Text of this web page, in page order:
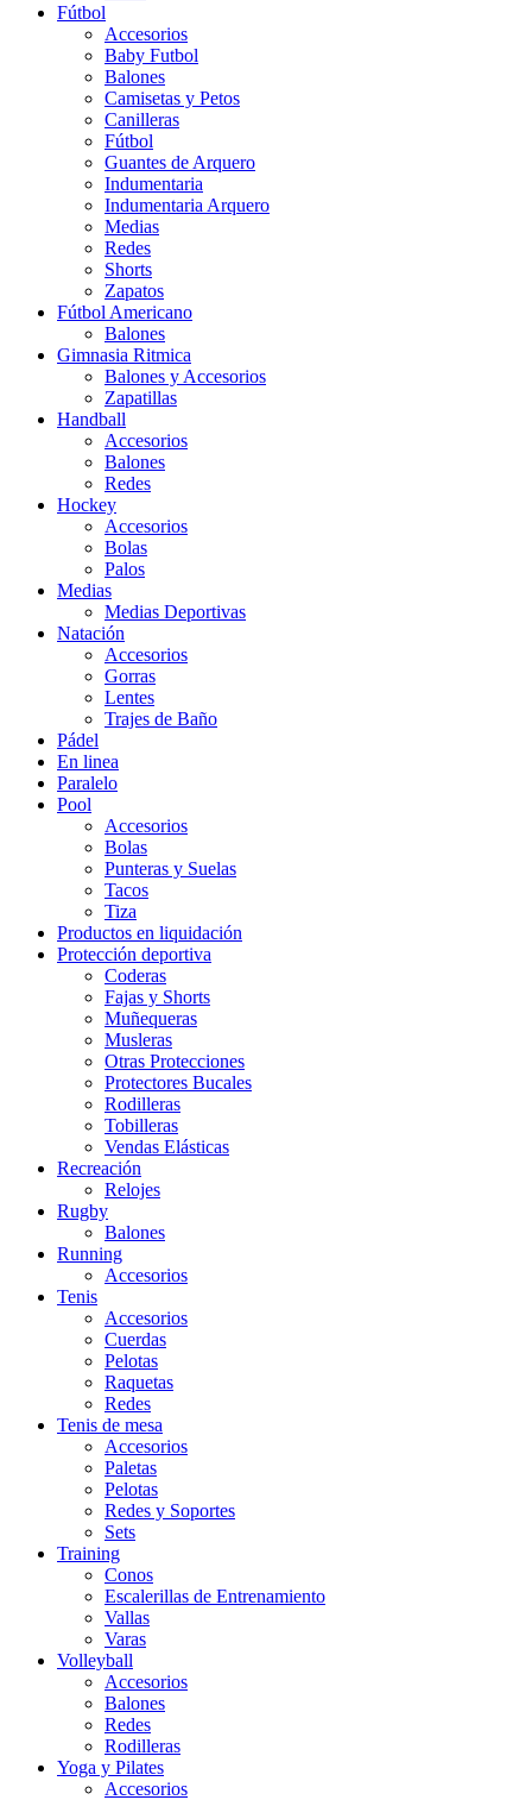
Fútbol
Accesorios
Baby Futbol
Balones
Camisetas y Petos
Canilleras
Fútbol
Guantes de Arquero
Indumentaria
Indumentaria Arquero
Medias
Redes
Shorts
Zapatos
Fútbol Americano
Balones
Gimnasia Ritmica
Balones y Accesorios
Zapatillas
Handball
Accesorios
Balones
Redes
Hockey
Accesorios
Bolas
Palos
Medias
Medias Deportivas
Natación
Accesorios
Gorras
Lentes
Trajes de Baño
Pádel
En linea
Paralelo
Pool
Accesorios
Bolas
Punteras y Suelas
Tacos
Tiza
Productos en liquidación
Protección deportiva
Coderas
Fajas y Shorts
Muñequeras
Musleras
Otras Protecciones
Protectores Bucales
Rodilleras
Tobilleras
Vendas Elásticas
Recreación
Relojes
Rugby
Balones
Running
Accesorios
Tenis
Accesorios
Cuerdas
Pelotas
Raquetas
Redes
Tenis de mesa
Accesorios
Paletas
Pelotas
Redes y Soportes
Sets
Training
Conos
Escalerillas de Entrenamiento
Vallas
Varas
Volleyball
Accesorios
Balones
Redes
Rodilleras
Yoga y Pilates
Accesorios